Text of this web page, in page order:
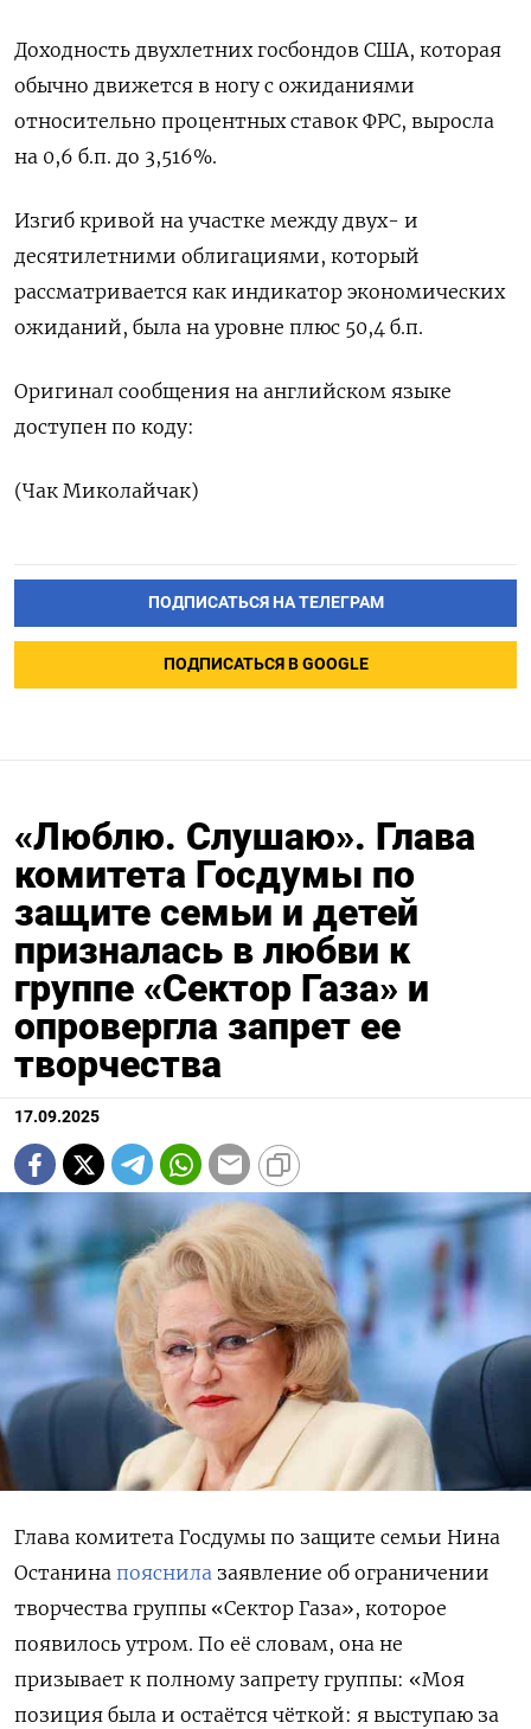
Доходность двухлетних госбондов США, которая
обычно движется в ногу с ожиданиями
относительно процентных ставок ФРС, выросла
на 0,6 б.п. до 3,516%.
Изгиб кривой на участке между двух- и
десятилетними облигациями, который
рассматривается как индикатор экономических
ожиданий, была на уровне плюс 50,4 б.п.
Оригинал сообщения на английском языке
доступен по коду:
(Чак Миколайчак)
ПОДПИСАТЬСЯ НА ТЕЛЕГРАМ
ПОДПИСАТЬСЯ В GOOGLE
«Люблю. Слушаю». Глава
комитета Госдумы по
защите семьи и детей
призналась в любви к
группе «Сектор Газа» и
опровергла запрет ее
творчества
17.09.2025
Глава комитета Госдумы по защите семьи Нина
Останина пояснила заявление об ограничении
творчества группы «Сектор Газа», которое
появилось утром. По её словам, она не
призывает к полному запрету группы: «Моя
позиция была и остаётся чёткой: я выступаю за